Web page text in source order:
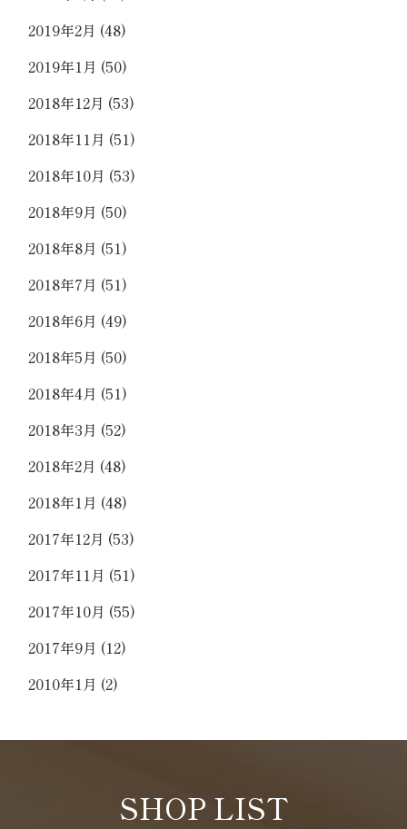
2019年2月 (48)
2019年1月 (50)
2018年12月 (53)
2018年11月 (51)
2018年10月 (53)
2018年9月 (50)
2018年8月 (51)
2018年7月 (51)
2018年6月 (49)
2018年5月 (50)
2018年4月 (51)
2018年3月 (52)
2018年2月 (48)
2018年1月 (48)
2017年12月 (53)
2017年11月 (51)
2017年10月 (55)
2017年9月 (12)
2010年1月 (2)
SHOP LIST